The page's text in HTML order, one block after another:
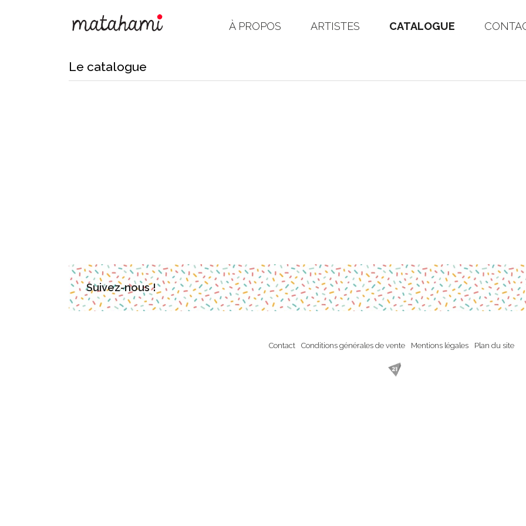
À PROPOS ARTISTES CATALOGUE
Le catalogue
Suivez-nous !
Contact Conditions générales de vente Mentions légales Plan du site